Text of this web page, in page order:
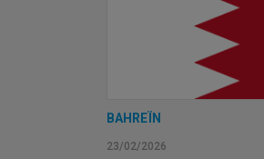
BAHREÏN
23/02/2026